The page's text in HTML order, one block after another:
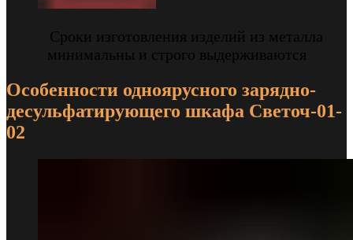
Сроки изготовления изделий из металла
минимальны и строго выдерживаются
Особенности одноярусного зарядно-
десульфатирующего шкафа Светоч-01-
02